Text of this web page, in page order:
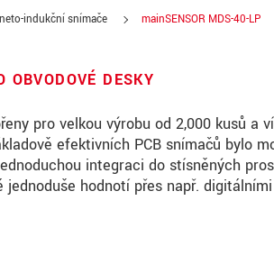
indukční snímače mainSENSOR MDS-40-LP
DESKY
pro velkou výrobu od 2,000 kusů a
efektivních PCB snímačů bylo
integraci do stísněných
hodnotí přes např.